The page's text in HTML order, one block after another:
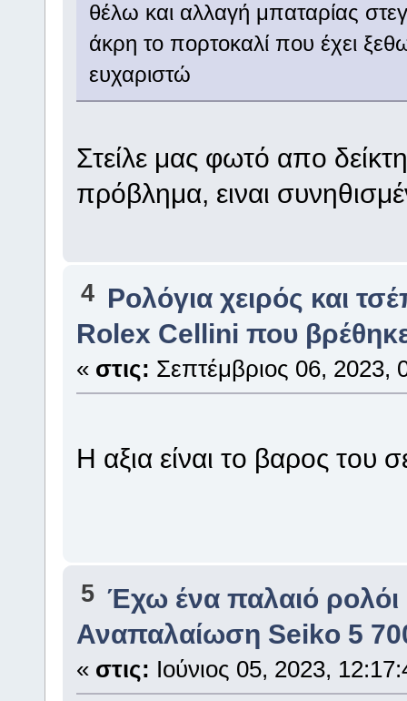
θέλω και αλλαγή μπαταρίας
άκρη το πορτοκαλί που έχει
ευχαριστώ
Στείλε μας φωτό απο
πρόβλημα, ειναι
4 Ρολόγια χειρός και
Rolex Cellini που βρέθηκε
« στις: Σεπτέμβριος 06, 2023,
H αξια είναι το βαρος
5 Έχω ένα παλαιό ρολόι
Αναπαλαίωση Seiko 5
« στις: Ιούνιος 05, 2023,